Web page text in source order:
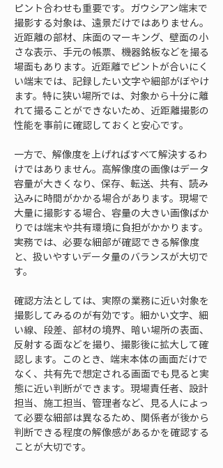
ピント合わせも重要です。ガウシアン端末で
撮影する対象は、遠景だけではありません。
近距離の部材、床面のマーキング、壁面の小
さな表示、手元の帳票、機器銘板などを撮る
場面もあります。近距離でピントが合いにく
い端末では、記録したい文字や細部がぼやけ
ます。特に狭い場所では、対象から十分に離
れて撮ることができないため、近距離撮影の
性能を事前に確認しておくと安心です。
一方で、解像度を上げればすべて解決するわ
けではありません。高解像度の画像はデータ
容量が大きくなり、保存、転送、共有、読み
込みに時間がかかる場合があります。現場で
大量に撮影する場合、容量の大きい画像ばか
りでは端末や共有環境に負担がかかります。
実務では、必要な細部が確認できる解像度
と、扱いやすいデータ量のバランスが大切で
す。
確認方法としては、実際の業務に近い対象を
撮影してみるのが有効です。細かい文字、細
い線、段差、部材の境界、暗い場所の表面、
反射する面などを撮り、撮影後に拡大して確
認します。このとき、端末本体の画面だけで
なく、共有先で想定される画面でも見ると実
態に近い判断ができます。現場責任者、設計
担当、施工担当、管理者など、見る人によっ
て必要な細部は異なるため、関係者が後から
判断できる程度の解像感があるかを確認する
ことが大切です。